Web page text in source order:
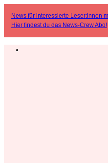
News für interessierte Leser:innen
Hier findest du das News-Crew Abo!